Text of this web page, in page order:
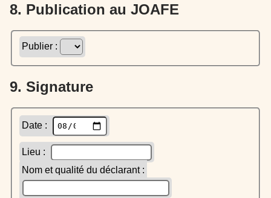
8. Publication au JOAFE
Publier :
9. Signature
Date :
Lieu :
Nom et qualité du déclarant :